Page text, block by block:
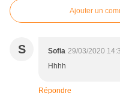
Ajouter un
S Sofia 29/03/2020
Hhhh
Répondre